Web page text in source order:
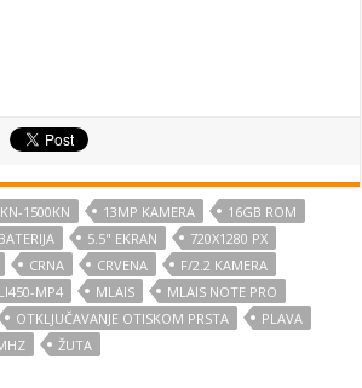
1500KN 13MP KAMERA
16GB ROM
5.5" EKRAN
720X1280 PX
CRNA CRVENA
F/2.2 KAMERA
MP4 MLAIS
MLAIS NOTE PRO
OTKLJUČAVANJE OTISKOM PRSTA
PLAVA
ŽUTA